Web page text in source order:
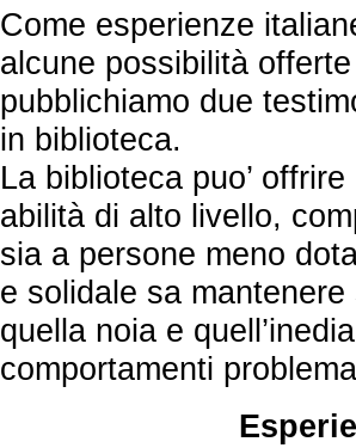
Come esperienze
alcune possibilità
pubblichiamo due
in biblioteca.
La biblioteca puo’
abilità di alto livello,
sia a persone meno
e solidale sa
quella noia e
comportamenti